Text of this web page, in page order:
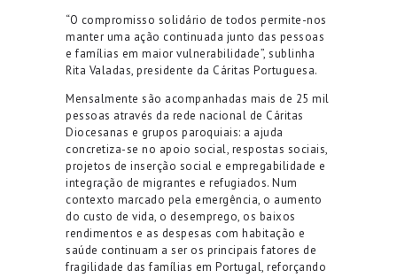
“O compromisso solidário de todos permite-nos
manter uma ação continuada junto das pessoas
e famílias em maior vulnerabilidade”, sublinha
Rita Valadas, presidente da Cáritas Portuguesa.
Mensalmente são acompanhadas mais de 25 mil
pessoas através da rede nacional de Cáritas
Diocesanas e grupos paroquiais: a ajuda
concretiza-se no apoio social, respostas sociais,
projetos de inserção social e empregabilidade e
integração de migrantes e refugiados. Num
contexto marcado pela emergência, o aumento
do custo de vida, o desemprego, os baixos
rendimentos e as despesas com habitação e
saúde continuam a ser os principais fatores de
fragilidade das famílias em Portugal, reforçando